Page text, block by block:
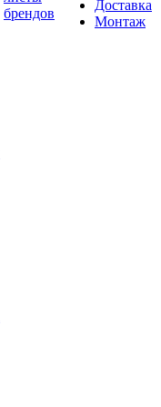
брендов
Доставка
Монтаж